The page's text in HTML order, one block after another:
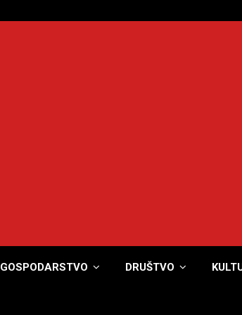
GOSPODARSTVO DRUŠTVO